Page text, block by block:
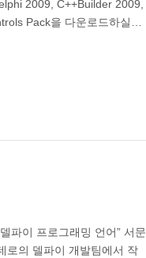
2009, C++Builder 2009,
Pack을 다운로드하실…
파이 프로그래밍 언어” 서문
로의 델파이 개발팀에서 작